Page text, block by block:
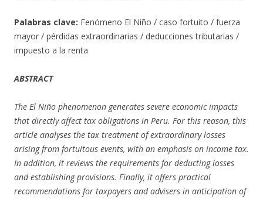
Palabras clave: Fenómeno El Niño / caso fortuito / fuerza
mayor / pérdidas extraordinarias / deducciones tributarias /
impuesto a la renta
ABSTRACT
The El Niño phenomenon generates severe economic impacts
that directly affect tax obligations in Peru. For this reason, this
article analyses the tax treatment of extraordinary losses
arising from fortuitous events, with an emphasis on income tax.
In addition, it reviews the requirements for deducting losses
and establishing provisions. Finally, it offers practical
recommendations for taxpayers and advisers in anticipation of